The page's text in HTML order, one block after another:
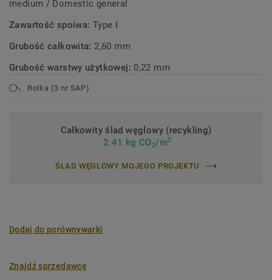
medium / Domestic general
Zawartość spoiwa: Type I
Grubość całkowita: 2,60 mm
Grubość warstwy użytkowej: 0,22 mm
Rolka (3 nr SAP)
Całkowity ślad węglowy (recykling)
2.41 kg CO2/m2
ŚLAD WĘGLOWY MOJEGO PROJEKTU
Dodaj do porównywarki
Znajdź sprzedawcę